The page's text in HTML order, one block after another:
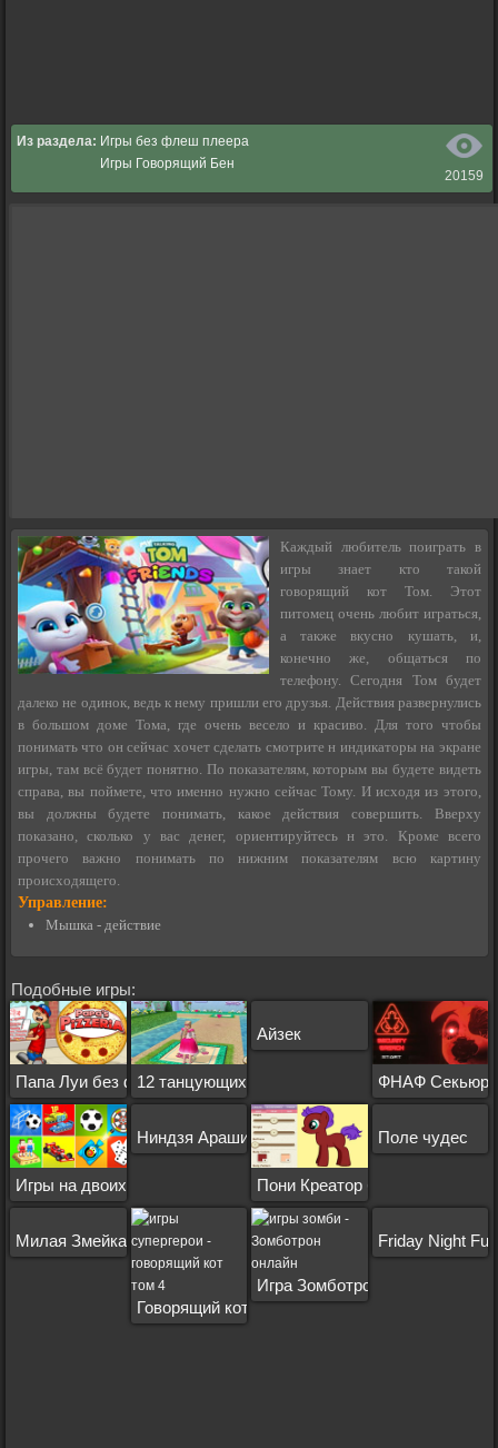
20159
Из раздела: Игры без флеш плеера
Игры Говорящий Бен
Каждый любитель поиграть в
игры знает кто такой
говорящий кот Том. Этот
питомец очень любит играться,
а также вкусно кушать, и,
конечно же, общаться по
телефону. Сегодня Том будет
далеко не одинок, ведь к нему пришли его друзья. Действия развернулись
в большом доме Тома, где очень весело и красиво. Для того чтобы
понимать что он сейчас хочет сделать смотрите н индикаторы на экране
игры, там всё будет понятно. По показателям, которым вы будете видеть
справа, вы поймете, что именно нужно сейчас Тому. И исходя из этого,
вы должны будете понимать, какое действия совершить. Вверху
показано, сколько у вас денег, ориентируйтесь н это. Кроме всего
прочего важно понимать по нижним показателям всю картину
происходящего.
Управление:
Мышка - действие
Подобные игры:
Папа Луи без флеш плеера12 танцующих принцесс Барби
Айзек
ФНАФ
Игры на двоих без флеш плеера
Ниндзя Араши
Пони Креатор без флеш
Поле чудес
Милая Змейка
Говорящий кот Том 4
Игра Зомботрон 1
Friday Night